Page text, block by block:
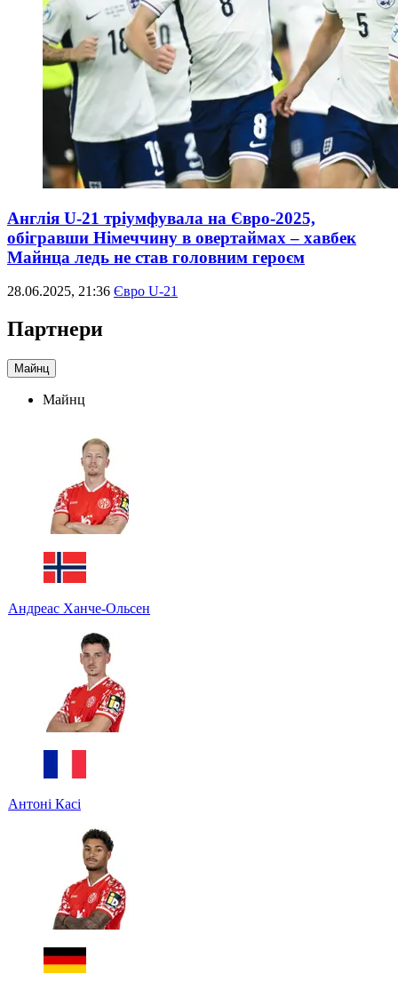
Англія U-21 тріумфувала на Євро-2025,
обігравши Німеччину в овертаймах – хавбек
Майнца ледь не став головним героєм
28.06.2025, 21:36 Євро U-21
Партнери
Майнц
Майнц
Андреас Ханче-Ольсен
Антоні Касі